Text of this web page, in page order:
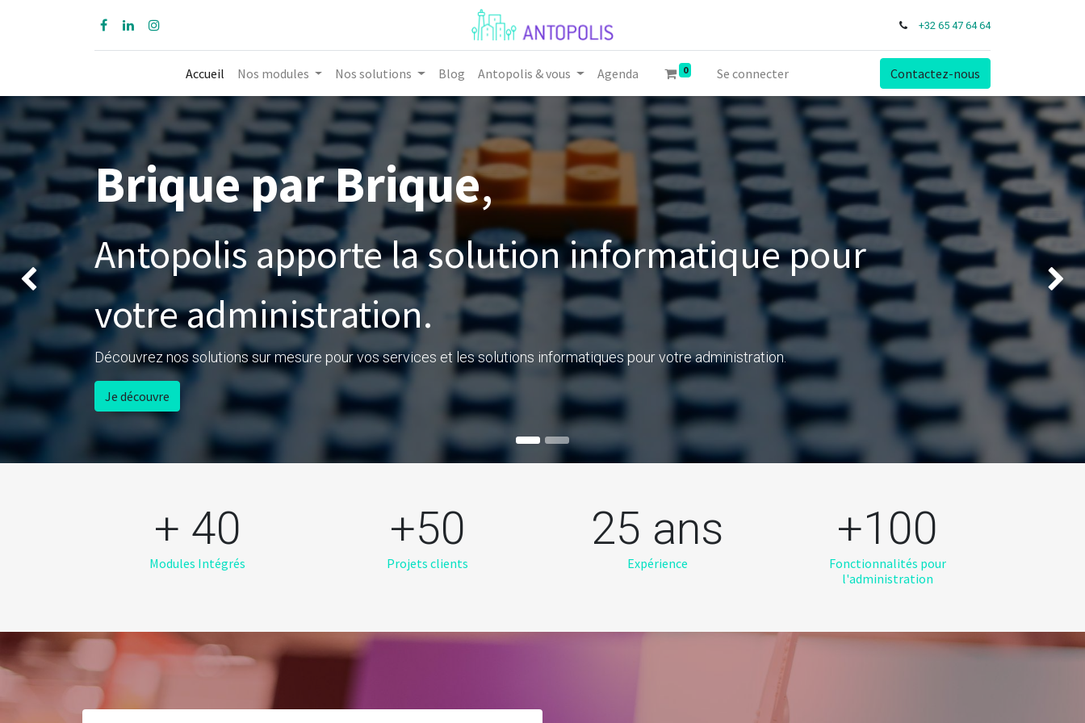
+32 65 47 64 64
Accueil Nos modules Nos solutions Blog Antopolis & vous Agenda 0 Se connecter Contactez-nous
Brique par Brique,
Antopolis apporte la solution informatique pour
votre administration.
Découvrez nos solutions sur mesure pour vos services et les solutions informatiques pour votre administration.
Je découvre
Précédent Suivant
+ 40
Modules Intégrés
+50
Projets clients
25 ans
Expérience
+100
Fonctionnalités pour
l'administration